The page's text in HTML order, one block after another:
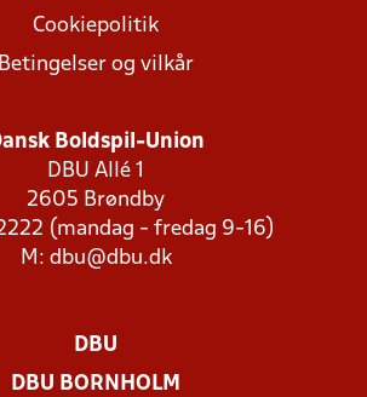
Cookiepolitik
Betingelser og vilkår
Boldspil-Union
DBU Allé 1
2605 Brøndby
(mandag - fredag 9-16)
M: dbu@dbu.dk
DBU
DBU BORNHOLM